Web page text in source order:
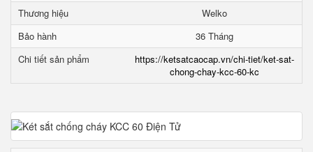
Thương hiệu
Welko
Bảo hành
36 Tháng
Chi tiết sản phẩm
https://ketsatcaocap.vn/chi-tiet/ket-sat-
chong-chay-kcc-60-kc